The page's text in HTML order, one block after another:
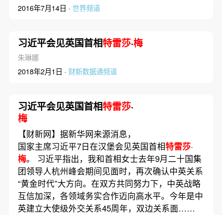
2016年7月14日 · 世界频道
习近平会见英国首相特雷莎·梅
朱琳娜
2018年2月1日 · 财新数据通频道
习近平会见英国首相特雷莎·
梅
【财新网】据新华网来源消息，
国家主席习近平7日在汉堡会见英国首相特雷莎·
梅。 习近平指出，我和首相女士去年9月二十国集
团领导人杭州峰会期间见面时，再次确认中英关系
“黄金时代”大方向。在双方共同努力下，中英战略
互信加深，各领域务实合作迈向高水平。今年是中
英建立大使级外交关系45周年，双边关系面……